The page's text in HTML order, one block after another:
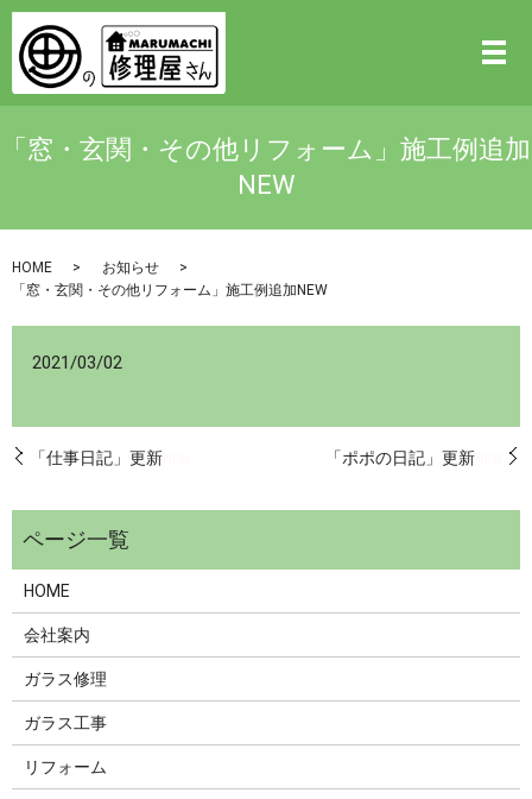
「窓・玄関・その他リフォーム」施工例追加
NEW
HOME
お知らせ
「窓・玄関・その他リフォーム」施工例追加NEW
2021/03/02
「仕事日記」更新 「ポポの日記」更新
HOME
会社案内
ガラス修理
ガラス工事
リフォーム